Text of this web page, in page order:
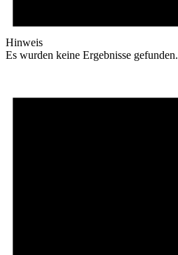
Hinweis
Es wurden keine Ergebnisse gefunden.